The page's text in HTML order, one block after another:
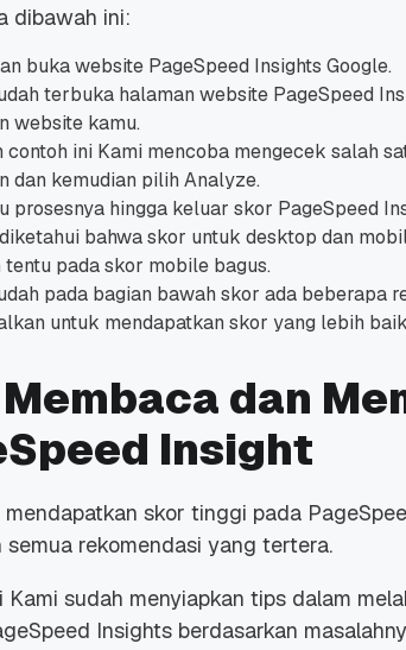
dibawah ini:
buka website PageSpeed Insights Google.
terbuka halaman website PageSpeed
website kamu.
contoh ini Kami mencoba mengecek salah
dan kemudian pilih Analyze.
prosesnya hingga keluar skor PageSpeed
bahwa skor untuk desktop dan
tentu pada skor mobile bagus.
pada bagian bawah skor ada beberapa
untuk mendapatkan skor yang lebih
dan
Insight
mendapatkan skor tinggi pada
semua rekomendasi yang tertera.
Kami sudah menyiapkan tips dalam
Insights berdasarkan